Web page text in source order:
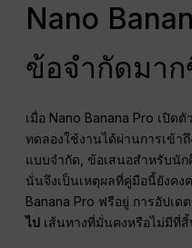
Nano
ข้อจำกัดมา
เมื่อ Nano Banana Pro เปิด
ทดลองใช้งานได้ผ่านการเข้า
แบบจำกัด, ข้อเสนอสำหรับนัก
นั่นจึงเป็นเหตุผลที่คู่มือนี้ยังคง
Banana Pro ฟรีอยู่ การอัปเ
ไป เส้นทางที่มั่นคงหรือไม่มีที่